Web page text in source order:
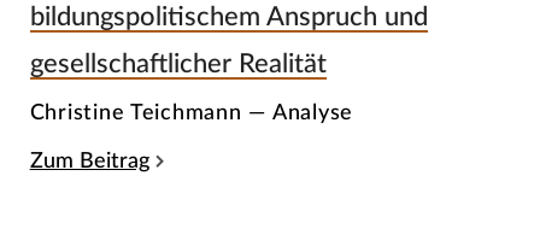
bildungspolitischem Anspruch und
gesellschaftlicher Realität
Christine Teichmann — Analyse
Zum Beitrag